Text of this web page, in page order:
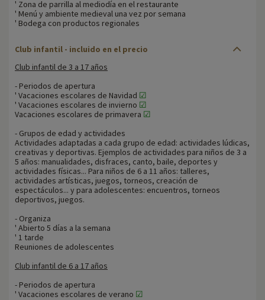
' Zona de parrilla al mediodía en el restaurante
' Menú y ambiente medieval una vez por semana
' Bodega con productos regionales
Club infantil - incluido en el precio
Club infantil de 3 a 17 años
- Periodos de apertura
' Vacaciones escolares de Navidad ☑
' Vacaciones escolares de invierno ☑
Vacaciones escolares de primavera ☑
- Grupos de edad y actividades
Actividades adaptadas a cada grupo de edad: actividades lúdicas,
creativas y deportivas. Ejemplos de actividades para niños de 3 a
5 años: manualidades, disfraces, canto, baile, deportes y
actividades físicas... Para niños de 6 a 11 años: talleres,
actividades artísticas, juegos, torneos, creación de
espectáculos... y para adolescentes: encuentros, torneos
deportivos, juegos.
- Organiza
' Abierto 5 días a la semana
' 1 tarde
Reuniones de adolescentes
Club infantil de 6 a 17 años
- Periodos de apertura
' Vacaciones escolares de verano ☑